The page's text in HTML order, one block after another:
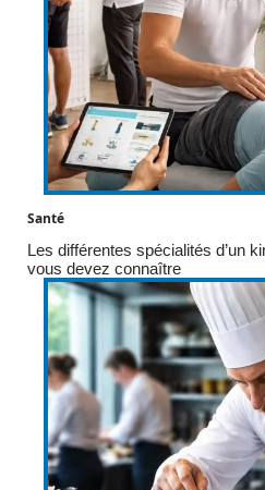
Santé
Les différentes spécialités d’un
vous devez connaître